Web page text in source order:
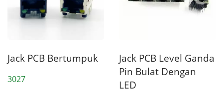
Jack PCB Bertumpuk
3027
Jack PCB Level Ganda
Pin Bulat Dengan
LED